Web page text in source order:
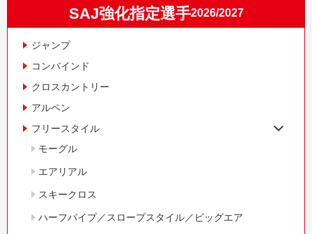
SAJ強化指定選手2026/2027
ジャンプ
コンバインド
クロスカントリー
アルペン
フリースタイル
モーグル
エアリアル
スキークロス
ハーフパイプ／スロープスタイル／ビッグエア